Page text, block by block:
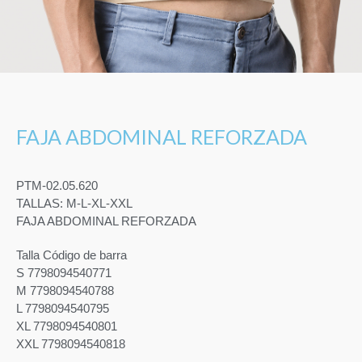
FAJA ABDOMINAL REFORZADA
PTM-02.05.620
TALLAS: M-L-XL-XXL
FAJA ABDOMINAL REFORZADA
Talla Código de barra
S 7798094540771
M 7798094540788
L 7798094540795
XL 7798094540801
XXL 7798094540818